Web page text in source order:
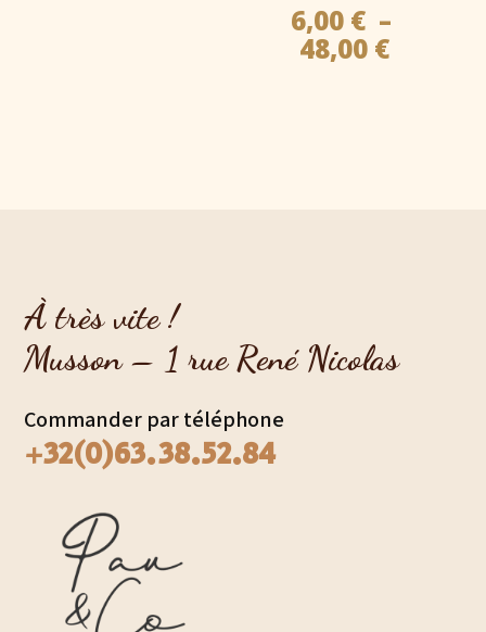
6,00 € –
48,00 €Plage
À très vite !
Musson – 1 rue René Nicolas
Commander par téléphone
+32(0)63.38.52.84